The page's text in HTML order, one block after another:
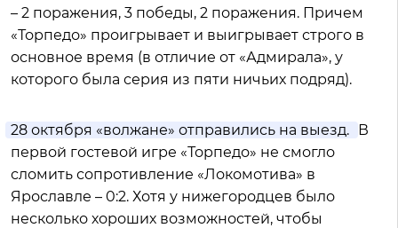
– 2 поражения, 3 победы, 2 поражения. Причем
«Торпедо» проигрывает и выигрывает строго в
основное время (в отличие от «Адмирала», у
которого была серия из пяти ничьих подряд).
28 октября «волжане» отправились на выезд. В
первой гостевой игре «Торпедо» не смогло
сломить сопротивление «Локомотива» в
Ярославле – 0:2. Хотя у нижегородцев было
несколько хороших возможностей, чтобы